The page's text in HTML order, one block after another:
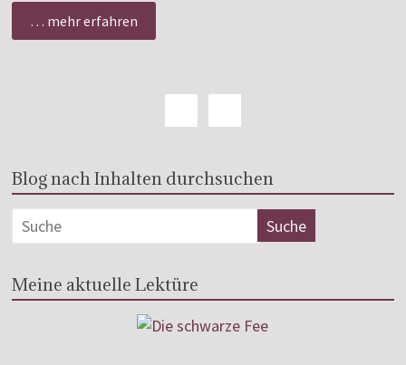
… mehr erfahren
Blog nach Inhalten durchsuchen
Meine aktuelle Lektüre